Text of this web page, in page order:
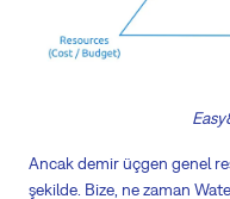
Ancak demir üçgen genel
şekilde. Bize, ne zaman